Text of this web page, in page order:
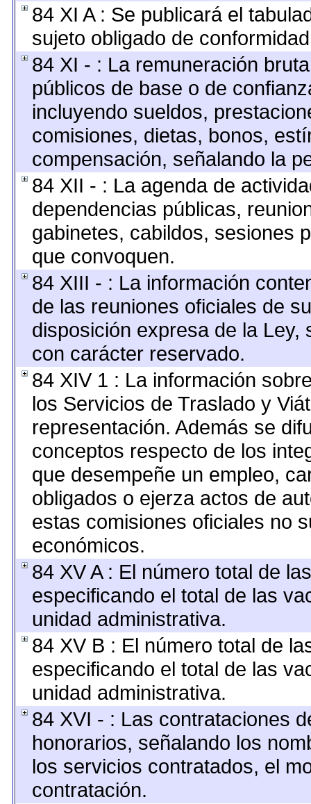
84 XI A : Se publicará el
sujeto obligado de
84 XI - : La remuneración
públicos de base o de
incluyendo sueldos,
comisiones, dietas, bonos,
compensación, señalando la
84 XII - : La agenda de
dependencias públicas,
gabinetes, cabildos, sesiones
que convoquen.
84 XIII - : La información
de las reuniones oficiales de
disposición expresa de la
con carácter reservado.
84 XIV 1 : La información
los Servicios de Traslado y
representación. Además se
conceptos respecto de los
que desempeñe un empleo,
obligados o ejerza actos de
estas comisiones oficiales no
económicos.
84 XV A : El número total de
especificando el total de las
unidad administrativa.
84 XV B : El número total de
especificando el total de las
unidad administrativa.
84 XVI - : Las contrataciones
honorarios, señalando los
los servicios contratados, el
contratación.